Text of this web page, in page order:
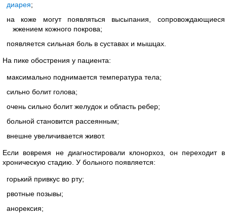
диарея;
на коже могут появляться высыпания, сопровождающиеся
жжением кожного покрова;
появляется сильная боль в суставах и мышцах.
На пике обострения у пациента:
максимально поднимается температура тела;
сильно болит голова;
очень сильно болит желудок и область ребер;
больной становится рассеянным;
внешне увеличивается живот.
Если вовремя не диагностировали клонорхоз, он переходит в
хроническую стадию. У больного появляется:
горький привкус во рту;
рвотные позывы;
анорексия;